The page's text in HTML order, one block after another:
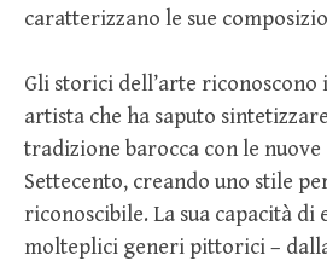
caratterizzano le sue
Gli storici dell’arte riconoscono
artista che ha saputo
tradizione barocca con le
Settecento, creando uno stile
riconoscibile. La sua capacità di
molteplici generi pittorici –